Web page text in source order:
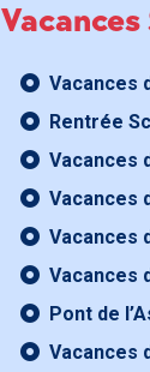
Vacances
Rentrée
Vacances
Vacances
Vacances
Vacances
Pont de
Vacances